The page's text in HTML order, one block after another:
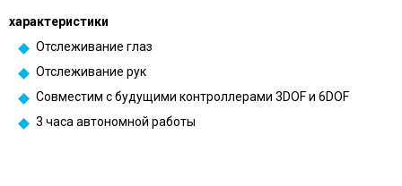
характеристики
Отслеживание глаз
Отслеживание рук
Совместим с будущими контроллерами 3DOF и 6DOF
3 часа автономной работы